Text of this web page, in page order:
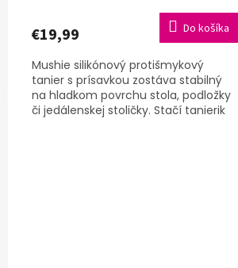
€19,99 Do košíka
Mushie silikónový protišmykový
tanier s prísavkou zostáva stabilný
na hladkom povrchu stola, podložky
či jedálenskej stoličky. Stačí tanierik